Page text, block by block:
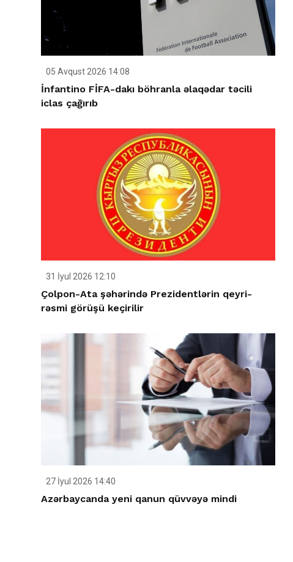
05 Avqust 2026 14:08
İnfantino FİFA-dakı böhranla əlaqədar təcili
iclas çağırıb
31 İyul 2026 12:10
Çolpon-Ata şəhərində Prezidentlərin qeyri-
rəsmi görüşü keçirilir
27 İyul 2026 14:40
Azərbaycanda yeni qanun qüvvəyə mindi